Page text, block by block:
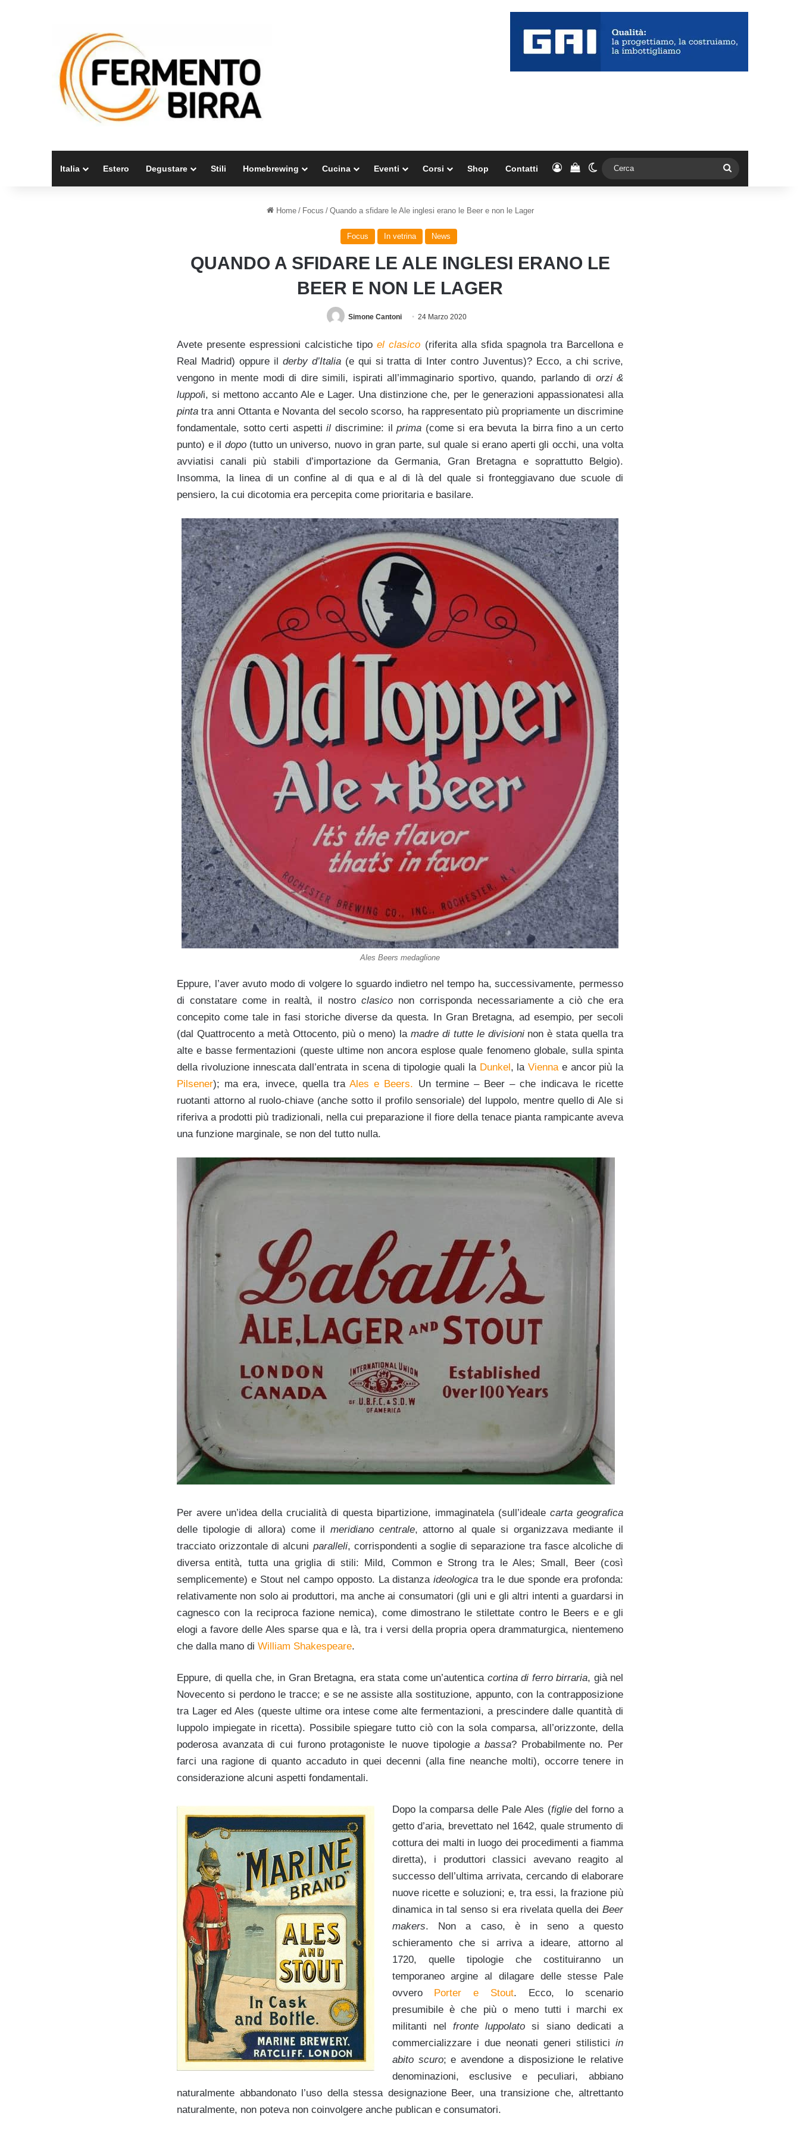
Italia Estero Degustare Stili Homebrewing Cucina Eventi Corsi Shop Contatti AccediVedi il carrello
Cambia aspetto
Home / Focus / Quando a sfidare le Ale inglesi erano le Beer e non le Lager
Focus In vetrina News
QUANDO A SFIDARE LE ALE INGLESI ERANO LE
BEER E NON LE LAGER
Simone Cantoni 24 Marzo 2020
Avete presente espressioni calcistiche tipoel clasico (riferita alla sfida spagnola tra Barcellona e
Real Madrid) oppure il derby d’Italia(e qui si tratta di Inter contro Juventus)? Ecco, a chi scrive,
vengono in mente modi di dire simili, ispirati all’immaginario sportivo, quando, parlando di orzi &
luppoli, si mettono accanto Ale e Lager. Una distinzione che, per le generazioni appassionatesi alla
pinta tra anni Ottanta e Novanta del secolo scorso, ha rappresentato più propriamente un discrimine
fondamentale, sotto certi aspettiil discrimine: ilprima (come si era bevuta la birra fino a un certo
punto) e il dopo(tutto un universo, nuovo in gran parte, sul quale si erano aperti gli occhi, una volta
avviatisi canali più stabili d’importazione da Germania, Gran Bretagna e soprattutto Belgio).
Insomma, la linea di un confine al di qua e al di là del quale si fronteggiavano due scuole di
pensiero, la cui dicotomia era percepita come prioritaria e basilare.
Ales Beers medaglione
Eppure, l’aver avuto modo di volgere lo sguardo indietro nel tempo ha, successivamente, permesso
di constatare come in realtà, il nostro clasico non corrisponda necessariamente a ciò che era
concepito come tale in fasi storiche diverse da questa. In Gran Bretagna, ad esempio, per secoli
(dal Quattrocento a metà Ottocento, più o meno) la madre di tutte le divisioninon è stata quella tra
alte e basse fermentazioni (queste ultime non ancora esplose quale fenomeno globale, sulla spinta
della rivoluzione innescata dall’entrata in scena di tipologie quali la Dunkel , la Viennae ancor più la
Pilsener); ma era, invece, quella traAles e Beers. Un termine – Beer – che indicava le ricette
ruotanti attorno al ruolo-chiave (anche sotto il profilo sensoriale) del luppolo, mentre quello di Ale si
riferiva a prodotti più tradizionali, nella cui preparazione il fiore della tenace pianta rampicante aveva
una funzione marginale, se non del tutto nulla.
Per avere un’idea della crucialità di questa bipartizione, immaginatela (sull’ideale carta geografica
delle tipologie di allora) come il meridiano centrale, attorno al quale si organizzava mediante il
tracciato orizzontale di alcuni paralleli, corrispondenti a soglie di separazione tra fasce alcoliche di
diversa entità, tutta una griglia di stili: Mild, Common e Strong tra le Ales; Small, Beer (così
semplicemente) e Stout nel campo opposto. La distanzaideologica tra le due sponde era profonda:
relativamente non solo ai produttori, ma anche ai consumatori (gli uni e gli altri intenti a guardarsi in
cagnesco con la reciproca fazione nemica), come dimostrano le stilettate contro le Beers e e gli
elogi a favore delle Ales sparse qua e là, tra i versi della propria opera drammaturgica, nientemeno
che dalla mano di William Shakespeare.
Eppure, di quella che, in Gran Bretagna, era stata come un’autentica cortina di ferro birraria, già nel
Novecento si perdono le tracce; e se ne assiste alla sostituzione, appunto, con la contrapposizione
tra Lager ed Ales (queste ultime ora intese come alte fermentazioni, a prescindere dalle quantità di
luppolo impiegate in ricetta). Possibile spiegare tutto ciò con la sola comparsa, all’orizzonte, della
poderosa avanzata di cui furono protagoniste le nuove tipologiea bassa? Probabilmente no. Per
farci una ragione di quanto accaduto in quei decenni (alla fine neanche molti), occorre tenere in
considerazione alcuni aspetti fondamentali.
Dopo la comparsa delle Pale Ales (figliedel forno a
getto d’aria, brevettato nel 1642, quale strumento di
cottura dei malti in luogo dei procedimenti a fiamma
diretta), i produttori classici avevano reagito al
successo dell’ultima arrivata, cercando di elaborare
nuove ricette e soluzioni; e, tra essi, la frazione più
dinamica in tal senso si era rivelata quella dei Beer
makers. Non a caso, è in seno a questo
schieramento che si arriva a ideare, attorno al
1720, quelle tipologie che costituiranno un
temporaneo argine al dilagare delle stesse Pale
ovvero
Porter e Stout. Ecco, lo scenario
presumibile è che più o meno tutti i marchi ex
militanti nelfronte luppolato si siano dedicati a
commercializzare i due neonati generi stilistici in
abito scuro; e avendone a disposizione le relative
denominazioni, esclusive e peculiari, abbiano
naturalmente abbandonato l’uso della stessa designazione Beer, una transizione che, altrettanto
naturalmente, non poteva non coinvolgere anche publican e consumatori.